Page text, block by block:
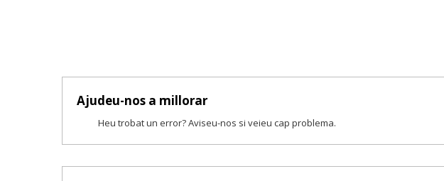
Ajudeu-nos a millorar
Heu trobat un error? Aviseu-nos si veieu cap problema.